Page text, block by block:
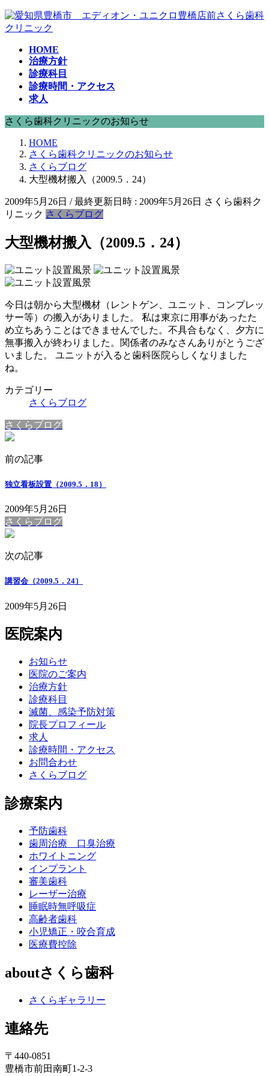
コ
ン
ッ
プ
ナ
ビ
移
動
HOME
治療方針
診療科目
診療時間・アクセス
求人
さくら歯科クリニックのお知らせ
HOME
さくら歯科クリニックのお知らせ
さくらブログ
大型機材搬入（2009.5．24）
2009年5月26日 / 最終更新日時 : 2009年5月26日 さくら歯科ク
リニック さくらブログ
大型機材搬入（2009.5．24）
今日は朝から大型機材（レントゲン、ユニット、コンプレッ
サー等）の搬入がありました。 私は東京に用事があったた
め立ちあうことはできませんでした。不具合もなく、夕方に
無事搬入が終わりました。関係者のみなさんありがとうござ
いました。 ユニットが入ると歯科医院らしくなりました
ね。
カテゴリー
さくらブログ
さくらブログ
前の記事
独立看板設置（2009.5．18）
2009年5月26日
さくらブログ
次の記事
講習会（2009.5．24）
2009年5月26日
医院案内
お知らせ
医院のご案内
治療方針
診療科目
滅菌、感染予防対策
院長プロフィール
求人
診療時間・アクセス
お問合わせ
さくらブログ
診療案内
予防歯科
歯周治療 口臭治療
ホワイトニング
インプラント
審美歯科
レーザー治療
睡眠時無呼吸症
高齢者歯科
小児矯正・咬合育成
医療費控除
aboutさくら歯科
さくらギャラリー
連絡先
〒440-0851
豊橋市前田南町1-2-3